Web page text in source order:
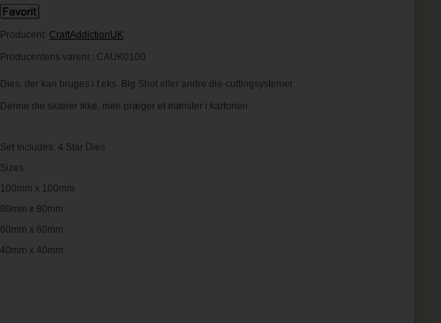
Producent: CraftAddictionUK
Producentens varenr.: CAUK0100
Dies, der kan bruges i f.eks. Big Shot eller andre die-cuttingsystemer.
Denne die skærer ikke, men præger et mønster i kartonen.
Set Includes: 4 Star Dies
Sizes:
100mm x 100mm
80mm x 80mm
60mm x 60mm
40mm x 40mm